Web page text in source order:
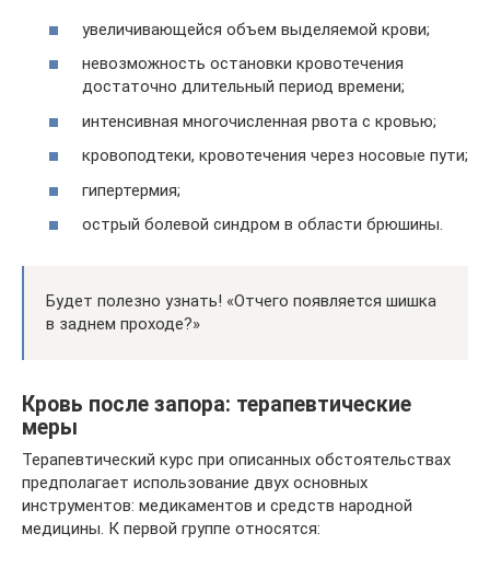
увеличивающейся объем выделяемой крови;
невозможность остановки кровотечения
достаточно длительный период времени;
интенсивная многочисленная рвота с кровью;
кровоподтеки, кровотечения через носовые пути;
гипертермия;
острый болевой синдром в области брюшины.
Будет полезно узнать! «Отчего появляется шишка
в заднем проходе?»
Кровь после запора: терапевтические
меры
Терапевтический курс при описанных обстоятельствах
предполагает использование двух основных
инструментов: медикаментов и средств народной
медицины. К первой группе относятся: